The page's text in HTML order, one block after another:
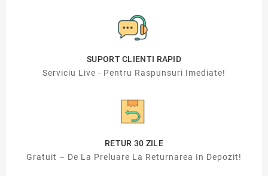
SUPORT CLIENTI RAPID
Serviciu Live - Pentru Raspunsuri Imediate!
RETUR 30 ZILE
Gratuit – De La Preluare La Returnarea In Depozit!